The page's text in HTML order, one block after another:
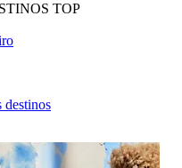
TOP
destinos